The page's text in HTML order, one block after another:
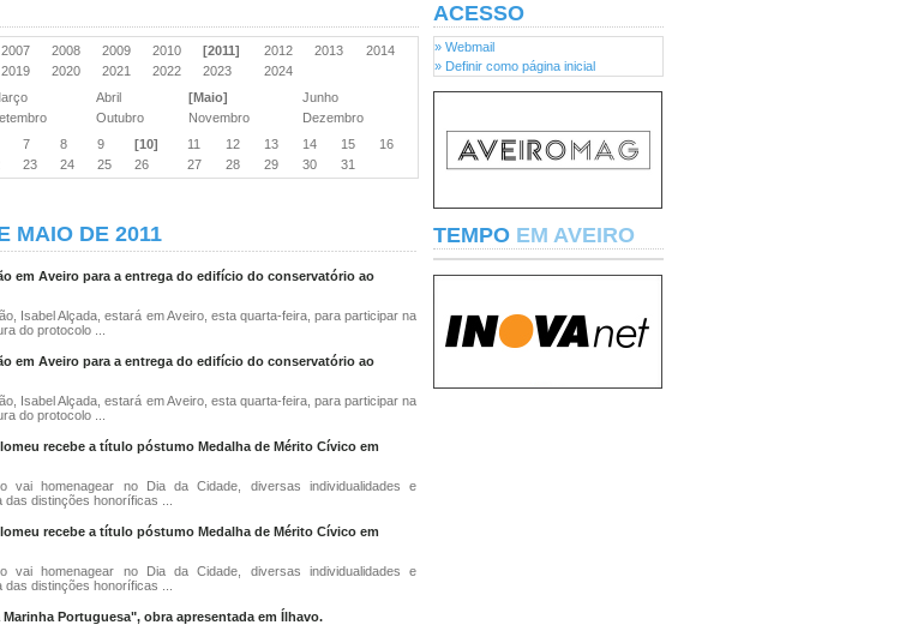
2007 2008 2009 2010 [2011] 2012 2013
2014
2019 2020 2021 2022 2023
2024
Abril [Maio]
Junho
Outubro Novembro
Dezembro
7 8 9 [10] 11 12 13 14 15
16
23 24 25 26 27 28 29 30 31
MAIO DE 2011
em Aveiro para a entrega do edifício do conservatório ao
Isabel Alçada, estará em Aveiro, esta quarta-feira, para participar na
do protocolo ...
em Aveiro para a entrega do edifício do conservatório ao
Isabel Alçada, estará em Aveiro, esta quarta-feira, para participar na
do protocolo ...
recebe a título póstumo Medalha de Mérito Cívico em
vai homenagear no Dia da Cidade, diversas individualidades e
das distinções honoríficas ...
recebe a título póstumo Medalha de Mérito Cívico em
vai homenagear no Dia da Cidade, diversas individualidades e
das distinções honoríficas ...
Portuguesa", obra apresentada em Ílhavo.
ACESSO
» Webmail
» Definir como página inicial
TEMPO EM AVEIRO